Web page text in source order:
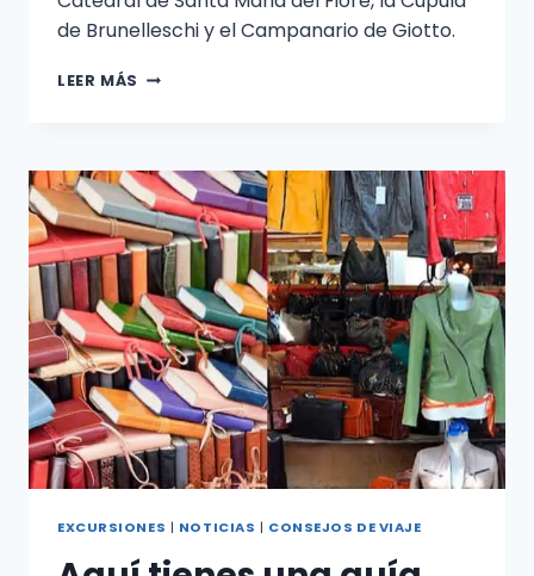
de Brunelleschi y el Campanario de Giotto.
LEER MÁS GUÍA
LA
CATEDRAL
DE
FLORENCIA:
NUESTROS
MEJORES
CONSEJOS
EXCURSIONES | NOTICIAS | CONSEJOS DE VIAJE